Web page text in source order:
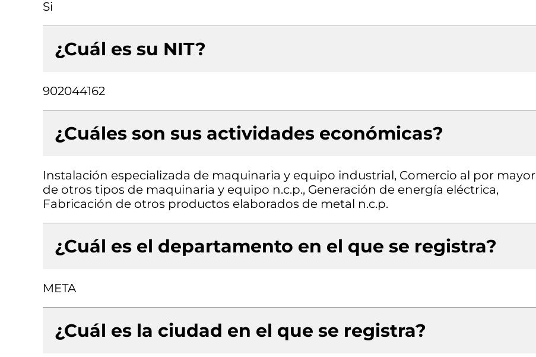
Si
¿Cuál es su NIT?
902044162
¿Cuáles son sus actividades económicas?
Instalación especializada de maquinaria y equipo industrial, Comercio al por mayor
de otros tipos de maquinaria y equipo n.c.p., Generación de energía eléctrica,
Fabricación de otros productos elaborados de metal n.c.p.
¿Cuál es el departamento en el que se registra?
META
¿Cuál es la ciudad en el que se registra?